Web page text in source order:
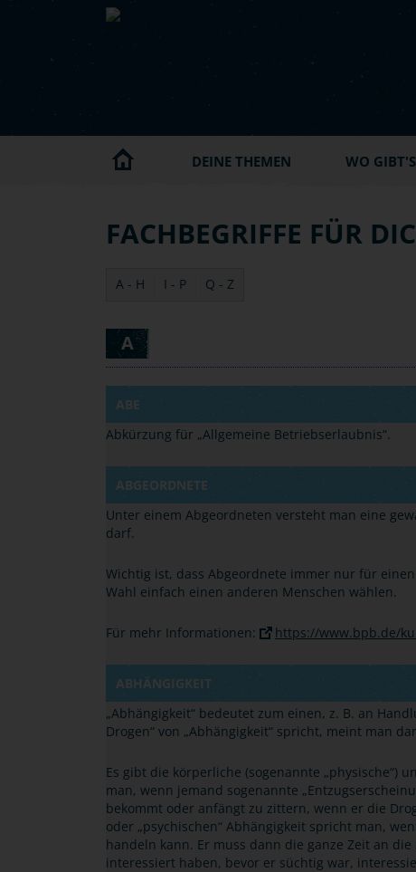
Skip to main content
DEINE THEMEN WO
FACHBEGRIFFE FÜR
A - H I - P Q - Z
A
ABE
Abkürzung für „Allgemeine Betriebserlaubnis“.
ABGEORDNETE
Unter einem Abgeordneten versteht man eine
darf.
Wichtig ist, dass Abgeordnete immer nur für
Wahl einfach einen anderen Menschen wählen.
Für mehr Informationen: https://www.bpb.de/
ABHÄNGIGKEIT
„Abhängigkeit“ bedeutet zum einen, z. B. an
Drogen“ von „Abhängigkeit“ spricht, meint man
Es gibt die körperliche (sogenannte „physische“)
man, wenn jemand sogenannte „
bekommt oder anfängt zu zittern, wenn er die
oder „psychischen“ Abhängigkeit spricht man,
handeln kann. Er muss dann die ganze Zeit an
interessiert haben, bevor er süchtig war,